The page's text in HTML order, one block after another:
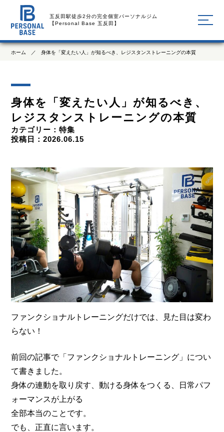
五反田駅徒歩2分の完全個室パーソナルジム
【Personal Base 五反田】
ホーム ／ 身体を「変えたい人」が知るべき、レジスタンストレーニングの本質
身体を「変えたい人」が知るべき、
レジスタンストレーニングの本質
カテゴリー：特集
投稿日：2026.06.15
ファンクショナルトレーニングだけでは、見た目は変わ
らない！
前回の記事で「ファンクショナルトレーニング」につい
て書きました。
身体の連動を取り戻す、動ける身体をつくる、日常パフ
ォーマンスが上がる
全部本当のことです。
でも、正直に言います。